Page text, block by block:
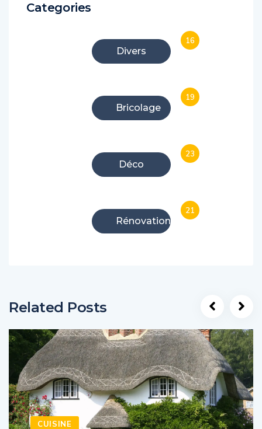
Categories
Divers
16
Bricolage
19
Déco
23
Rénovation
21
Related Posts
CUISINE